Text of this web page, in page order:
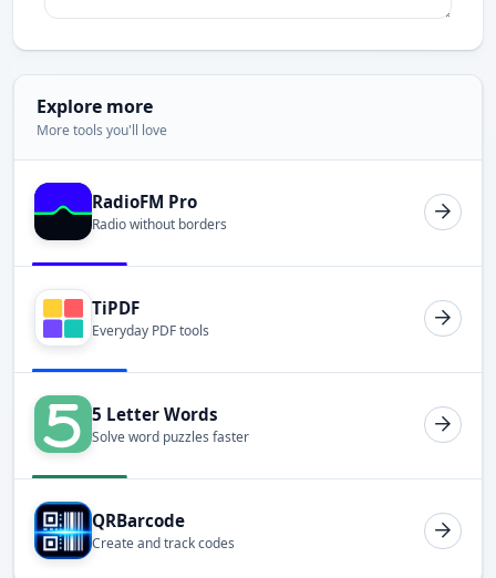
Explore more
More tools you'll love
RadioFM Pro
Radio without borders
TiPDF
Everyday PDF tools
5 Letter Words
Solve word puzzles faster
QRBarcode
Create and track codes